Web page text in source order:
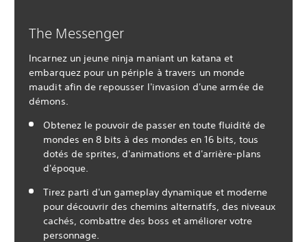
The Messenger
Incarnez un jeune ninja maniant un katana et
embarquez pour un périple à travers un monde
maudit afin de repousser l'invasion d'une armée de
démons.
Obtenez le pouvoir de passer en toute fluidité de
mondes en 8 bits à des mondes en 16 bits, tous
dotés de sprites, d'animations et d'arrière-plans
d'époque.
Tirez parti d'un gameplay dynamique et moderne
pour découvrir des chemins alternatifs, des niveaux
cachés, combattre des boss et améliorer votre
personnage.